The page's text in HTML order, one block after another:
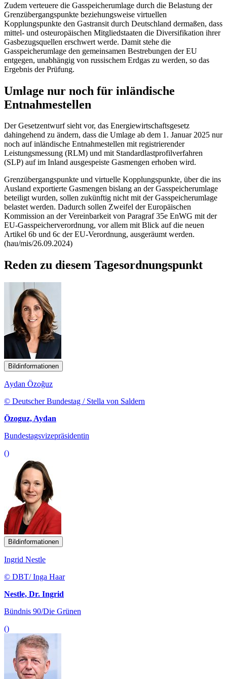
Zudem verteuere die Gasspeicherumlage durch die Belastung der
Grenzübergangspunkte beziehungsweise virtuellen
Kopplungspunkte den Gastransit durch Deutschland dermaßen, dass
mittel- und osteuropäischen Mitgliedstaaten die Diversifikation ihrer
Gasbezugsquellen erschwert werde. Damit stehe die
Gasspeicherumlage den gemeinsamen Bestrebungen der EU
entgegen, unabhängig von russischem Erdgas zu werden, so das
Ergebnis der Prüfung.
Umlage nur noch für inländische
Entnahmestellen
Der Gesetzentwurf sieht vor, das Energiewirtschaftsgesetz
dahingehend zu ändern, dass die Umlage ab dem 1. Januar 2025 nur
noch auf inländische Entnahmestellen mit registrierender
Leistungsmessung (RLM) und mit Standardlastprofilverfahren
(SLP) auf im Inland ausgespeiste Gasmengen erhoben wird.
Grenzübergangspunkte und virtuelle Kopplungspunkte, über die ins
Ausland exportierte Gasmengen bislang an der Gasspeicherumlage
beteiligt wurden, sollen zukünftig nicht mit der Gasspeicherumlage
belastet werden. Dadurch sollen Zweifel der Europäischen
Kommission an der Vereinbarkeit von Paragraf 35e EnWG mit der
EU-Gasspeicherverordnung, vor allem mit Blick auf die neuen
Artikel 6b und 6c der EU-Verordnung, ausgeräumt werden.
(hau/mis/26.09.2024)
Reden zu diesem Tagesordnungspunkt
Bildinformationen
Aydan Özoğuz
© Deutscher Bundestag / Stella von Saldern
Özoguz, Aydan
Bundestagsvizepräsidentin
()
Bildinformationen
Ingrid Nestle
© DBT/ Inga Haar
Nestle, Dr. Ingrid
Bündnis 90/Die Grünen
()